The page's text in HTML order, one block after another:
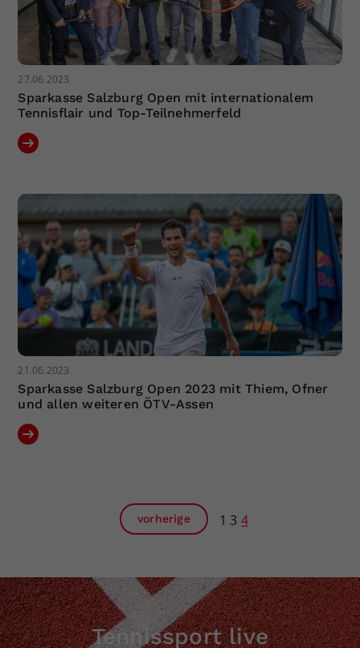
27.06.2023
Sparkasse Salzburg Open mit internationalem
Tennisflair und Top-Teilnehmerfeld
21.06.2023
Sparkasse Salzburg Open 2023 mit Thiem, Ofner
und allen weiteren ÖTV-Assen
vorherige 1 3 4
Tennissport live